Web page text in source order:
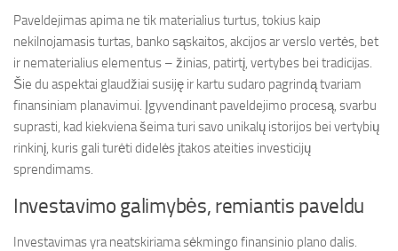
Paveldejimas apima ne tik materialius turtus, tokius kaip
nekilnojamasis turtas, banko sąskaitos, akcijos ar verslo vertės, bet
ir nematerialius elementus – žinias, patirtį, vertybes bei tradicijas.
Šie du aspektai glaudžiai susiję ir kartu sudaro pagrindą tvariam
finansiniam planavimui. Įgyvendinant paveldejimo procesą, svarbu
suprasti, kad kiekviena šeima turi savo unikalų istorijos bei vertybių
rinkinį, kuris gali turėti didelės įtakos ateities investicijų
sprendimams.
Investavimo galimybės, remiantis paveldu
Investavimas yra neatskiriama sėkmingo finansinio plano dalis.